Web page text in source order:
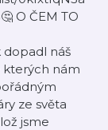
O ČEM TO
dopadl náš
kterých nám
ze světa
jsme